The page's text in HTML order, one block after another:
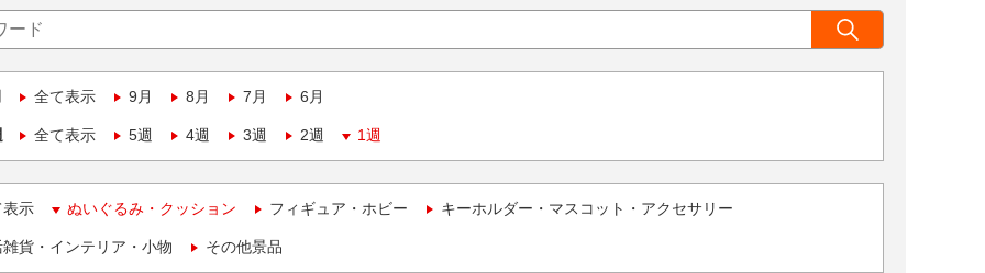
全て表示 9月 8月 7月 6月
全て表示 5週 4週 3週 2週 1週
表示 ぬいぐるみ・クッション フィギュア・ホビー キーホルダー・マスコット・アクセサリー
貨・インテリア・小物 その他景品